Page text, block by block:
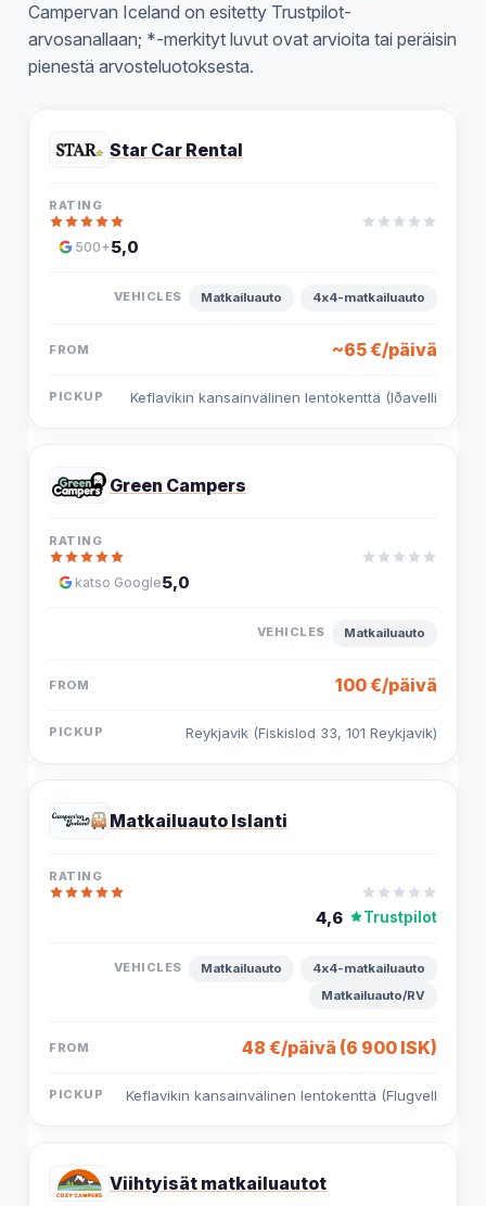
Campervan Iceland on esitetty Trustpilot-
arvosanallaan; *-merkityt luvut ovat arvioita tai peräisin
pienestä arvosteluotoksesta.
Star Car Rental
5,0
500+
Matkailuauto 4x4-matkailuauto
~65 €/päivä
Keflavíkin kansainvälinen lentokenttä (Iðavelli
Green Campers
5,0
katso Google
Matkailuauto
100 €/päivä
Reykjavik (Fiskislod 33, 101 Reykjavik)
Matkailuauto Islanti
4,6 Trustpilot
Matkailuauto
4x4-matkailuauto
Matkailuauto/RV
48 €/päivä (6 900 ISK)
Keflavikin kansainvälinen lentokenttä (Flugvell
Viihtyisät matkailuautot